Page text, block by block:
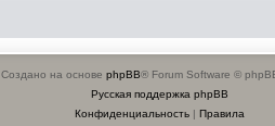
Создано на основе phpBB® Forum Software ©
Русская поддержка phpBB
Конфиденциальность| Правила